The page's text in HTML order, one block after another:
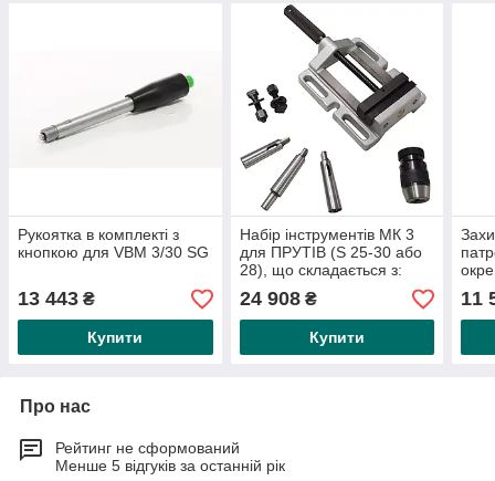
Рукоятка в комплекті з
кнопкою для VBM 3/30 SG
13 443 ₴
Купити
Набір інструментів МК 3
для ПРУТІВ (S 25-30 або
28), що складається з:
лещат шириною губок 120
мм, 2 затискних
24 908₴
Купити
11
Про нас
Рейтинг не сформований
Менше 5 відгуків за останній рік